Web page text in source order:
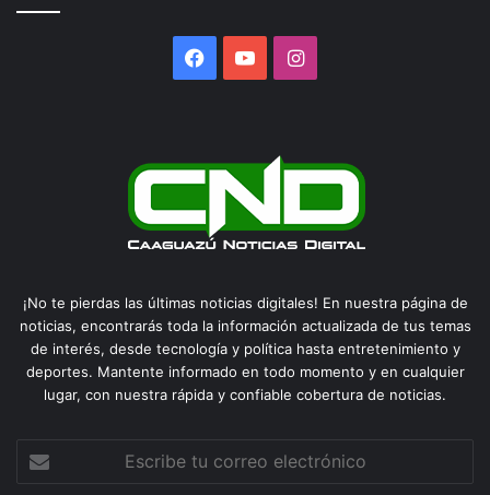
Facebook
YouTubeInstagram
¡No te pierdas las últimas noticias digitales! En nuestra página de
noticias, encontrarás toda la información actualizada de tus temas
de interés, desde tecnología y política hasta entretenimiento y
deportes. Mantente informado en todo momento y en cualquier
lugar, con nuestra rápida y confiable cobertura de noticias.